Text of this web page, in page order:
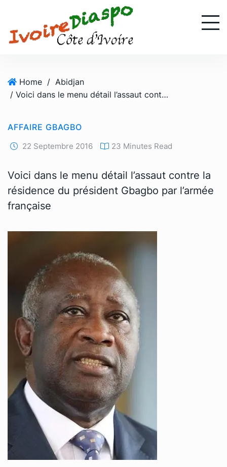
Home / Abidjan
/ Voici dans le menu détail l’assaut contre la résidence du président Gbagbo par l’armée française
AFFAIRE GBAGBO
22 Septembre 2016 23 Minutes Read
Voici dans le menu détail l’assaut contre la
résidence du président Gbagbo par l’armée
française